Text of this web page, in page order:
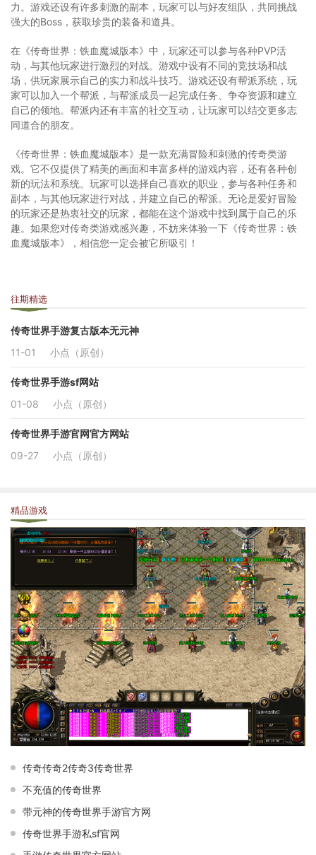
力。游戏还设有许多刺激的副本，玩家可以与好友组队，共同挑战
强大的Boss，获取珍贵的装备和道具。
在《传奇世界：铁血魔城版本》中，玩家还可以参与各种PVP活
动，与其他玩家进行激烈的对战。游戏中设有不同的竞技场和战
场，供玩家展示自己的实力和战斗技巧。游戏还设有帮派系统，玩
家可以加入一个帮派，与帮派成员一起完成任务、争夺资源和建立
自己的领地。帮派内还有丰富的社交互动，让玩家可以结交更多志
同道合的朋友。
《传奇世界：铁血魔城版本》是一款充满冒险和刺激的传奇类游
戏。它不仅提供了精美的画面和丰富多样的游戏内容，还有各种创
新的玩法和系统。玩家可以选择自己喜欢的职业，参与各种任务和
副本，与其他玩家进行对战，并建立自己的帮派。无论是爱好冒险
的玩家还是热衷社交的玩家，都能在这个游戏中找到属于自己的乐
趣。如果您对传奇类游戏感兴趣，不妨来体验一下《传奇世界：铁
血魔城版本》，相信您一定会被它所吸引！
往期精选
传奇世界手游复古版本无元神
11-01
小点（原创）
传奇世界手游sf网站
01-08
小点（原创）
传奇世界手游官网官方网站
09-27
小点（原创）
精品游戏
传奇传奇2传奇3传奇世界
不充值的传奇世界
带元神的传奇世界手游官方网
传奇世界手游私sf官网